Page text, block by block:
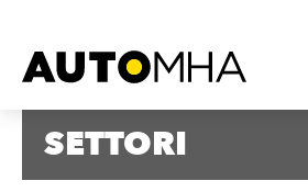
SETTORI